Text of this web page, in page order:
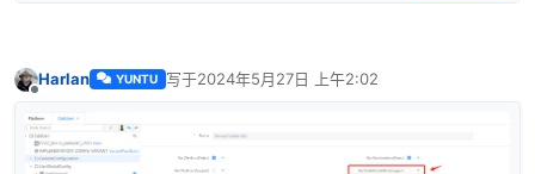
Harlan YUNTU 写于2024年5月27日 上午2:02
最后由 编辑